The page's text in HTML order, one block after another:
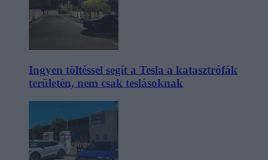
Ingyen töltéssel segít a Tesla a katasztrófák
területén, nem csak teslásoknak